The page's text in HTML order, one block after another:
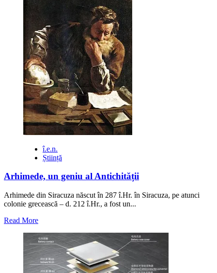
este
Efectul
Doppler
?
î.e.n.
Știință
Arhimede, un geniu al Antichității
Arhimede din Siracuza născut în 287 î.Hr. în Siracuza, pe atunci
colonie grecească – d. 212 î.Hr., a fost un...
Read MoreRead
about
Arhimede,
geniu